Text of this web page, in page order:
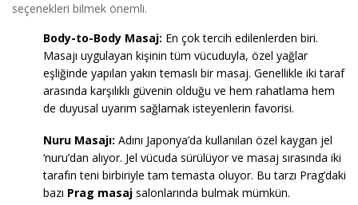
seçenekleri bilmek önemli.
Body-to-Body Masaj: En çok tercih edilenlerden biri.
Masajı uygulayan kişinin tüm vücuduyla, özel yağlar
eşliğinde yapılan yakın temaslı bir masaj. Genellikle iki taraf
arasında karşılıklı güvenin olduğu ve hem rahatlama hem
de duyusal uyarım sağlamak isteyenlerin favorisi.
Nuru Masajı: Adını Japonya’da kullanılan özel kaygan jel
‘nuru’dan alıyor. Jel vücuda sürülüyor ve masaj sırasında iki
tarafın teni birbiriyle tam temasta oluyor. Bu tarzı Prag’daki
bazı Prag masaj salonlarında bulmak mümkün.